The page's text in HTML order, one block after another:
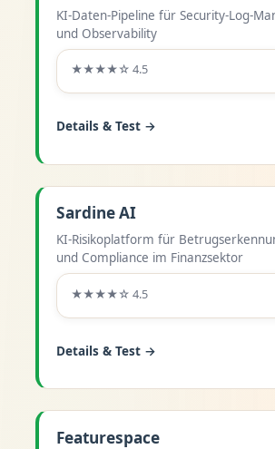
KI-Daten-Pipeline für Security-Log-
und Observability
★★★★☆ 4.5
Details & Test →
Sardine AI
KI-Risikoplatform für
und Compliance im Finanzsektor
★★★★☆ 4.5
Details & Test →
Featurespace